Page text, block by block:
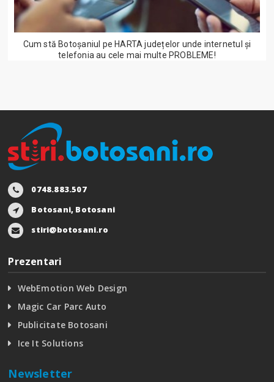
Cum stă Botoșaniul pe HARTA județelor unde internetul și
telefonia au cele mai multe PROBLEME!
0748.883.507
Botosani, Botosani
stiri@botosani.ro
Prezentari
WebEmotion Web Design
Magic Car Parc Auto
Publicitate Botosani
Ice It Solutions
Newsletter